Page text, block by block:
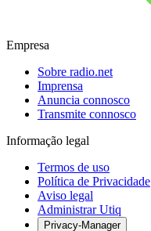
Empresa
Sobre radio.net
Imprensa
Anuncia connosco
Transmite connosco
Informação legal
Termos de uso
Política de Privacidade
Aviso legal
Administrar Utiq
Privacy-Manager